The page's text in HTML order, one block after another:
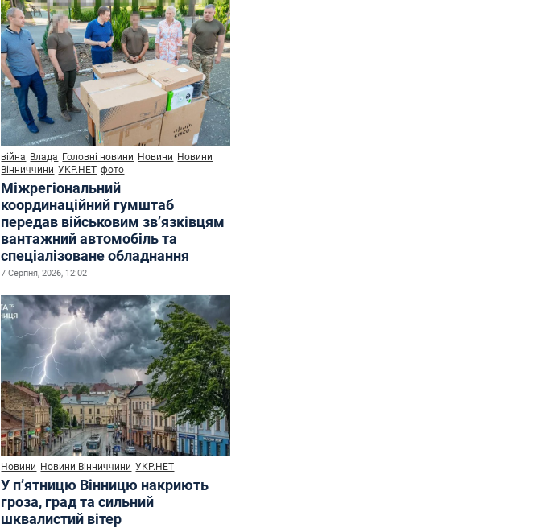
війна Влада Головні новини Новини Новини
Вінниччини УКР.НЕТ фото
Міжрегіональний
координаційний гумштаб
передав військовим зв’язківцям
вантажний автомобіль та
спеціалізоване обладнання
7 Серпня, 2026, 12:02
Новини Новини Вінниччини УКР.НЕТ
У п’ятницю Вінницю накриють
гроза, град та сильний
шквалистий вітер